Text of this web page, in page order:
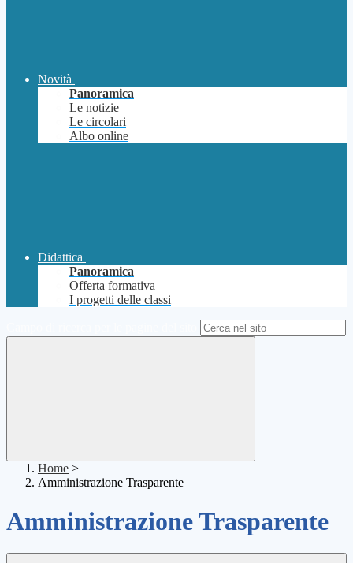
Novità
Panoramica
Le notizie
Le circolari
Albo online
Didattica
Panoramica
Offerta formativa
I progetti delle classi
Home >
Amministrazione Trasparente
Amministrazione Trasparente